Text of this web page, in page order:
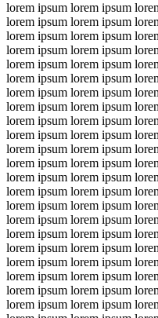
lorem ipsum lorem ipsum
lorem ipsum lorem ipsum
lorem ipsum lorem ipsum
lorem ipsum lorem ipsum
lorem ipsum lorem ipsum
lorem ipsum lorem ipsum
lorem ipsum lorem ipsum
lorem ipsum lorem ipsum
lorem ipsum lorem ipsum
lorem ipsum lorem ipsum
lorem ipsum lorem ipsum
lorem ipsum lorem ipsum
lorem ipsum lorem ipsum
lorem ipsum lorem ipsum
lorem ipsum lorem ipsum
lorem ipsum lorem ipsum
lorem ipsum lorem ipsum
lorem ipsum lorem ipsum
lorem ipsum lorem ipsum
lorem ipsum lorem ipsum
lorem ipsum lorem ipsum
lorem ipsum lorem ipsum